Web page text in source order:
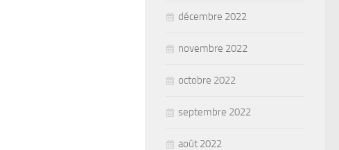
décembre 2022
novembre 2022
octobre 2022
septembre 2022
août 2022